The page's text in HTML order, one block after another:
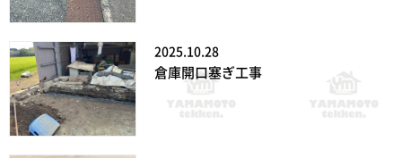
2025.10.28
倉庫開口塞ぎ工事